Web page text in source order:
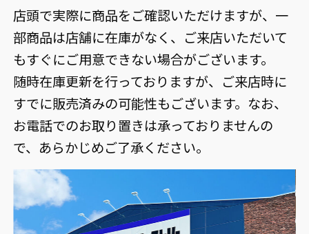
店頭で実際に商品をご確認いただけますが、一
部商品は店舗に在庫がなく、ご来店いただいて
もすぐにご用意できない場合がございます。
随時在庫更新を行っておりますが、ご来店時に
すでに販売済みの可能性もございます。なお、
お電話でのお取り置きは承っておりませんの
で、あらかじめご了承ください。